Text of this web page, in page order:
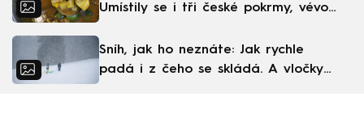
Umístily se i tři české pokrmy, vévodí
Sníh, jak ho neznáte: Jak rychle
padá i z čeho se skládá. A vločky